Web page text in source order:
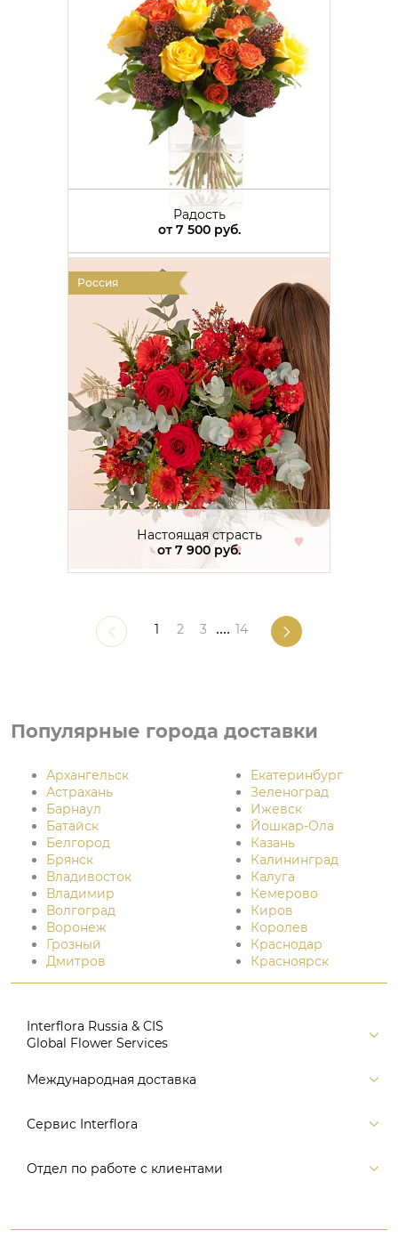
Радость
от7 500 руб.
Россия
Настоящая страсть
от7 900 руб.
1 2 3 .... 14
Популярные города доставки
Архангельск
Астрахань
Барнаул
Батайск
Белгород
Брянск
Владивосток
Владимир
Волгоград
Воронеж
Грозный
Дмитров
Екатеринбург
Зеленоград
Ижевск
Йошкар-Ола
Казань
Калининград
Калуга
Кемерово
Киров
Королев
Краснодар
Красноярск
Interflora Russia & CIS
Global Flower Services
Версия для печати
Поиск
Международная доставка
Россия
Европа
Австралия и Океания
Сервис Interflora
Заказ и оплата
Отдел по работе с клиентами